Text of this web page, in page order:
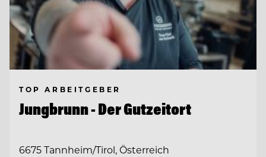
TOP ARBEITGEBER
Jungbrunn - Der Gutzeitort
6675 Tannheim/Tirol, Österreich